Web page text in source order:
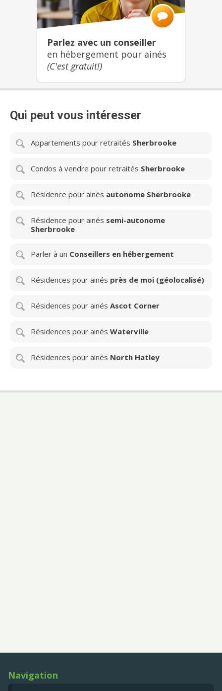
Parlez avec un conseiller
en hébergement pour ainés
(C'est gratuit!)
Qui peut vous intéresser
Appartements pour retraités Sherbrooke
Condos à vendre pour retraités Sherbrooke
Résidence pour ainés autonome Sherbrooke
Résidence pour ainés semi-autonome
Sherbrooke
Parler à un Conseillers en hébergement
Résidences pour ainés près de moi (géolocalisé)
Résidences pour ainés Ascot Corner
Résidences pour ainés Waterville
Résidences pour ainés North Hatley
Navigation